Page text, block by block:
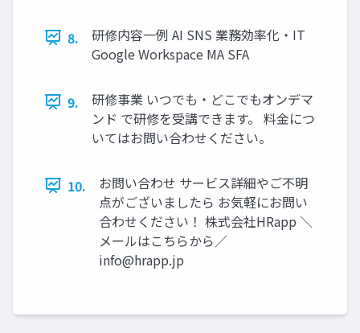
8.
研修内容⼀例 AI SNS 業務効率化‧IT
Google Workspace MA SFA
9.
研修事業 いつでも‧どこでもオンデマ
ンド で研修を受講できます。 料金につ
いてはお問い合わせください。
10.
お問い合わせ サービス詳細やご不明
点がございましたら お気軽にお問い
合わせください！ 株式会社HRapp ＼
メールはこちらから∕
info@hrapp.jp